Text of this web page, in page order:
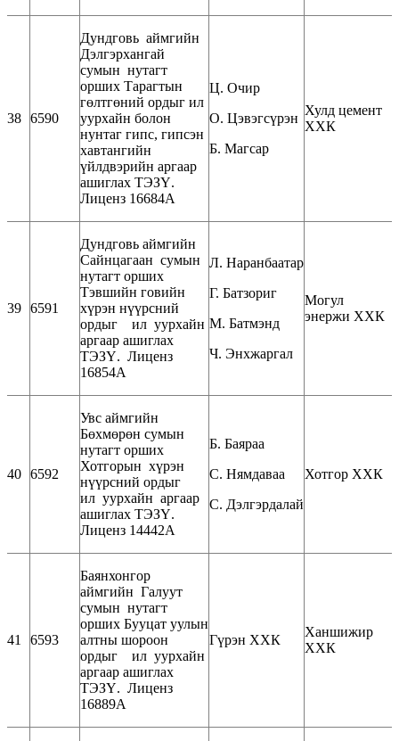
38 6590
Дундговь аймгийн
Дэлгэрхангай
сумын нутагт
орших Тарагтын
гөлтгөний ордыг ил
уурхайн болон
нунтаг гипс, гипсэн
хавтангийн
үйлдвэрийн аргаар
ашиглах ТЭЗҮ.
Лиценз 16684А
Ц. Очир
О. Цэвэгсүрэн
Б. Магсар
Хулд цемент
ХХК
39 6591
Дундговь аймгийн
Сайнцагаан сумын
нутагт орших
Тэвшийн говийн
хүрэн нүүрсний
ордыг ил уурхайн
аргаар ашиглах
ТЭЗҮ. Лиценз
16854А
Л. Наранбаатар
Г. Батзориг
М. Батмэнд
Ч. Энхжаргал
Могул
энержи ХХК
40 6592
Увс аймгийн
Бөхмөрөн сумын
нутагт орших
Хотгорын хүрэн
нүүрсний ордыг
ил уурхайн аргаар
ашиглах ТЭЗҮ.
Лиценз 14442А
Б. Баяраа
С. Нямдаваа
С. Дэлгэрдалай
Хотгор ХХК
41 6593
Баянхонгор
аймгийн Галуут
сумын нутагт
орших Бууцат уулын
алтны шороон
ордыг ил уурхайн
аргаар ашиглах
ТЭЗҮ. Лиценз
16889А
Гүрэн ХХК
Ханшижир
ХХК